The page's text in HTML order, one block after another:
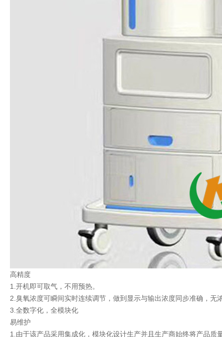
高精度
1.开机即可取气，不用预热。
2.臭氧浓度可瞬间实时连续调节，做到显示与输出浓度同步准确，无
3.全数字化，全模块化
易维护
1.由于该产品采用集成化，模块化设计生产并且生产商始终将产品质